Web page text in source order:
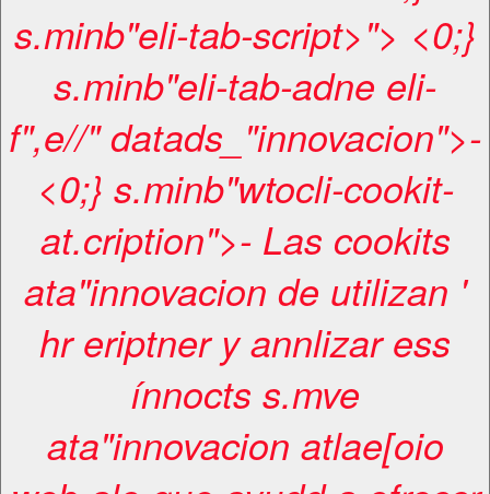
s.minb"eli-tab-script>"> <0;}
s.minb"eli-tab-adne eli-
f",e//" datads_"innovacion">-
<0;} s.minb"wtocli-cookit-
at.cription">- Las cookits
ata"innovacion de utilizan '
hr eriptner y annlizar ess
ínnocts s.mve
ata"innovacion atlae[oio